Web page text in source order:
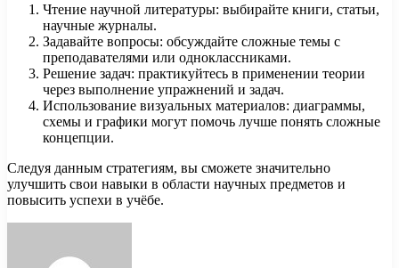
Чтение научной литературы: выбирайте книги, статьи,
научные журналы.
Задавайте вопросы: обсуждайте сложные темы с
преподавателями или одноклассниками.
Решение задач: практикуйтесь в применении теории
через выполнение упражнений и задач.
Использование визуальных материалов: диаграммы,
схемы и графики могут помочь лучше понять сложные
концепции.
Следуя данным стратегиям, вы сможете значительно
улучшить свои навыки в области научных предметов и
повысить успехи в учёбе.